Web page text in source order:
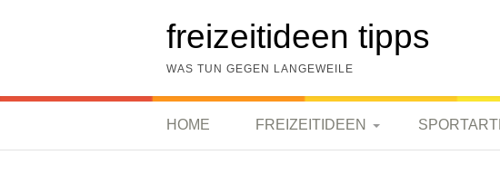
freizeitideen tipps
WAS TUN GEGEN LANGEWEILE
HOME FREIZEITIDEEN